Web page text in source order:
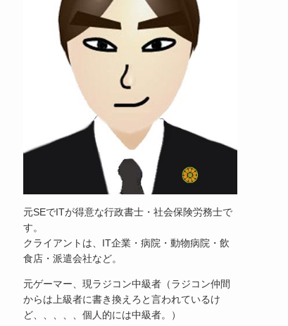
元SEでITが得意な行政書士・社会保険労務士で
す。
クライアントは、IT企業・病院・動物病院・飲
食店・派遣会社など。
元ゲーマー、現ラジコン中級者（ラジコン仲間
からは上級者に書き換えろと言われているけ
ど、、、、、個人的には中級者。）